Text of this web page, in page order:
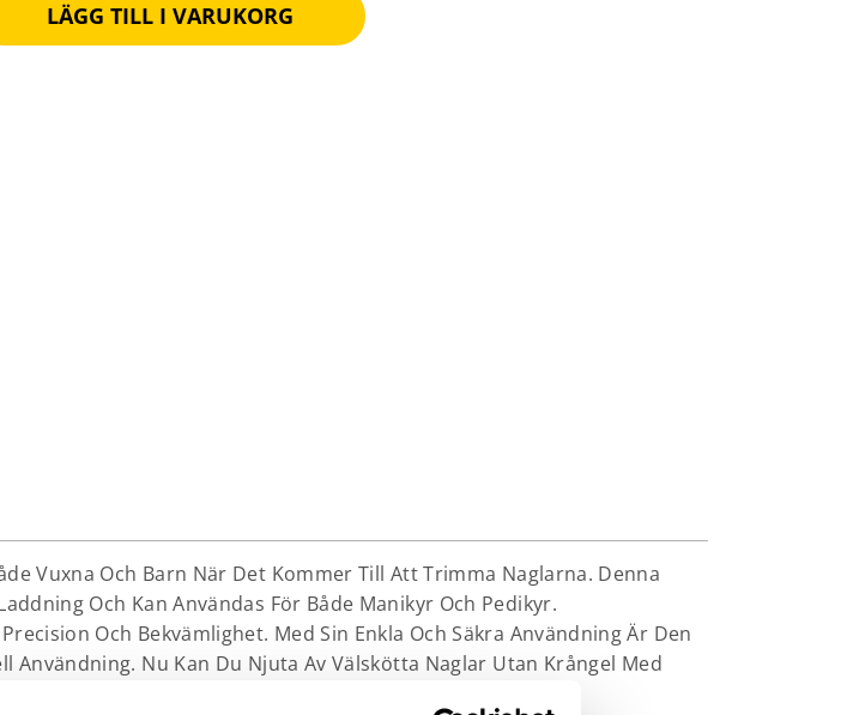
LÄGG TILL I VARUKORG
Vuxna Och Barn När Det Kommer Till Att Trimma Naglarna. Denna
Och Kan Användas För Både Manikyr Och Pedikyr.
Och Bekvämlighet. Med Sin Enkla Och Säkra Användning Är Den
Användning. Nu Kan Du Njuta Av Välskötta Naglar Utan Krångel Med